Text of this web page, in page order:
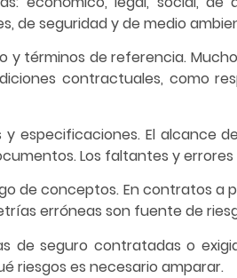
de seguridad y de medio
y términos de referencia.
contractuales, como
y especificaciones. El
Los faltantes y
de conceptos. En contratos a
erróneas son fuente de
de seguro contratadas o
riesgos es necesario amparar.